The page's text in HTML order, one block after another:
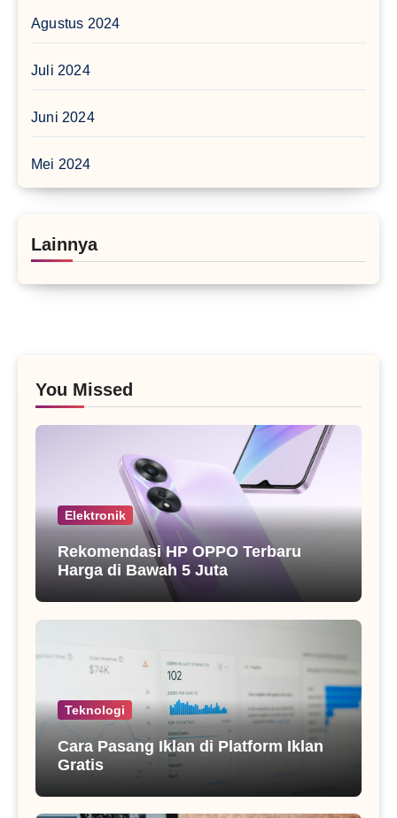
Agustus 2024
Juli 2024
Juni 2024
Mei 2024
Lainnya
You Missed
Elektronik
Rekomendasi HP OPPO Terbaru
Harga di Bawah 5 Juta
Teknologi
Cara Pasang Iklan di Platform Iklan
Gratis